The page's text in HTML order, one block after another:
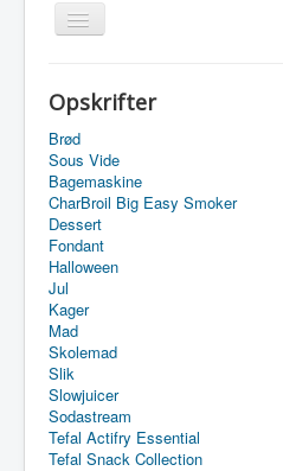
Skift
navigation
Tefal Actifry Essential
Opskrifter
Brød
Sous Vide
Bagemaskine
CharBroil Big Easy Smoker
Dessert
Fondant
Halloween
Jul
Kager
Mad
Skolemad
Slik
Slowjuicer
Sodastream
Tefal Actifry Essential
Tefal Snack Collection